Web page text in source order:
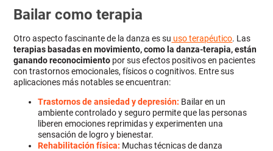
Bailar como terapia
Otro aspecto fascinante de la danza es su uso terapéutico. Las
terapias basadas en movimiento, como la danza-terapia, están
ganando reconocimiento por sus efectos positivos en pacientes
con trastornos emocionales, físicos o cognitivos. Entre sus
aplicaciones más notables se encuentran:
Trastornos de ansiedad y depresión: Bailar en un
ambiente controlado y seguro permite que las personas
liberen emociones reprimidas y experimenten una
sensación de logro y bienestar.
Rehabilitación física: Muchas técnicas de danza